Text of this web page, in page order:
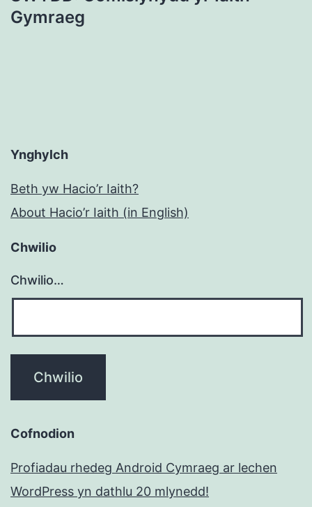
Gymraeg
Ynghylch
Beth yw Hacio’r Iaith?
About Hacio’r Iaith (in English)
Chwilio
Chwilio…
Cofnodion
Profiadau rhedeg Android Cymraeg ar lechen
WordPress yn dathlu 20 mlynedd!